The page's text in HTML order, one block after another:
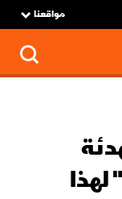
مواقعنا
لهذا